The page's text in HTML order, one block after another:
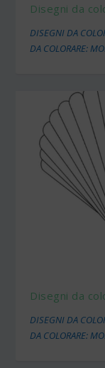
Disegni da
DISEGNI DA
DA COLORARE:
Disegni da
DISEGNI DA
DA COLORARE: